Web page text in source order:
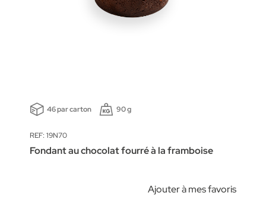
46 par carton 90 g
REF: 19N70
Fondant au chocolat fourré à la framboise
Ajouter à mes favoris